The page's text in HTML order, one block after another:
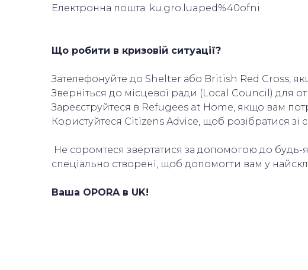
Електронна пошта: ku.gro.luaped%40ofni
Що робити в кризовій ситуації?
Зателефонуйте до Shelter або British Red Cross,
Зверніться до місцевої ради (Local Council) для
Зареєструйтеся в Refugees at Home, якщо вам
Користуйтеся Citizens Advice, щоб розібратися
Не соромтеся звертатися за допомогою до будь-
спеціально створені, щоб допомогти вам у
Ваша OPORA в UK!